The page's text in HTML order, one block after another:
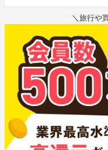
＼旅行や